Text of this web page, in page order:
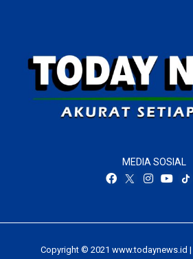
MEDIA SOSIAL
Copyright © 2021 www.todaynews.id